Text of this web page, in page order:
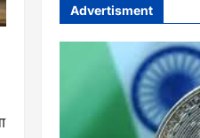
Advertisment